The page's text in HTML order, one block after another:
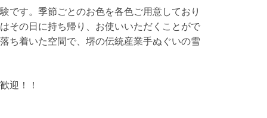
です。季節ごとのお色を各色ご用意しており
その日に持ち帰り、お使いいただくことがで
ち着いた空間で、堺の伝統産業手ぬぐいの雪
迎！！